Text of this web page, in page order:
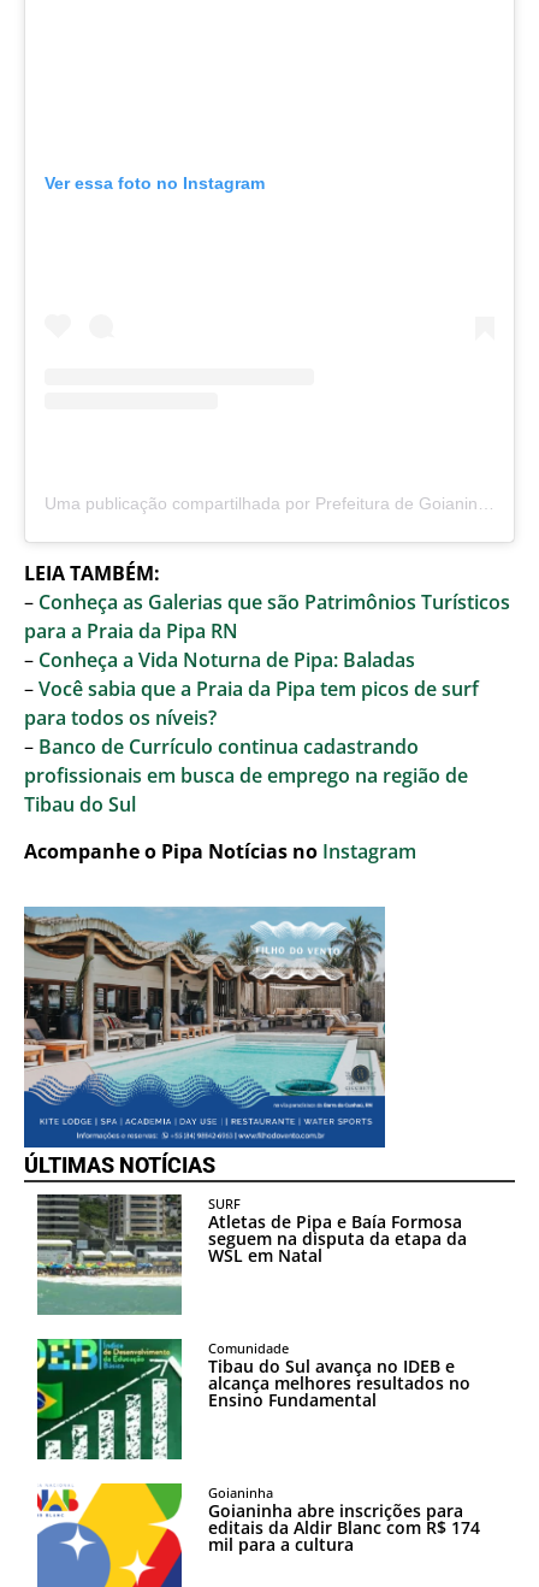
Ver essa foto no Instagram
LEIA TAMBÉM:
– Conheça as Galerias que são Patrimônios Turísticos
para a Praia da Pipa RN
– Conheça a Vida Noturna de Pipa: Baladas
–Você sabia que a Praia da Pipa tem picos de surf
para todos os níveis?
– Banco de Currículo continua cadastrando
profissionais em busca de emprego na região de
Tibau do Sul
Acompanhe o Pipa Notícias no Instagram
ÚLTIMAS NOTÍCIAS
SURF
Atletas de Pipa e Baía Formosa
seguem na disputa da etapa da
WSL em Natal
Comunidade
Tibau do Sul avança no IDEB e
alcança melhores resultados no
Ensino Fundamental
Goianinha
Goianinha abre inscrições para
editais da Aldir Blanc com R$ 174
mil para a cultura